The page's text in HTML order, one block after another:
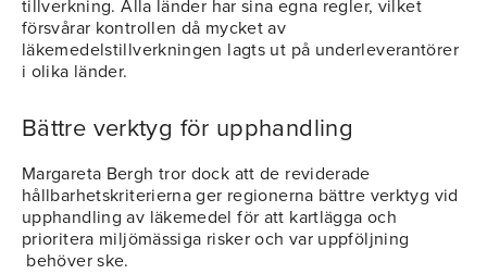
tillverkning. Alla länder har sina egna regler, vilket
försvårar kontrollen då mycket av
läkemedelstillverkningen lagts ut på underleverantörer
i olika länder.
Bättre verktyg för upphandling
Margareta Bergh tror dock att de reviderade
hållbarhetskriterierna ger regionerna bättre verktyg vid
upphandling av läkemedel för att kartlägga och
prioritera miljömässiga risker och var uppföljning
behöver ske.